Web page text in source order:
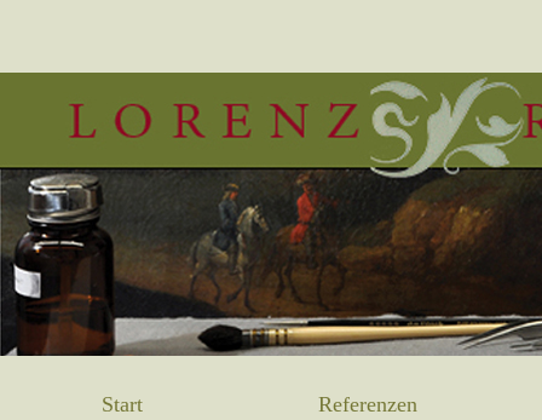
Start Referenzen